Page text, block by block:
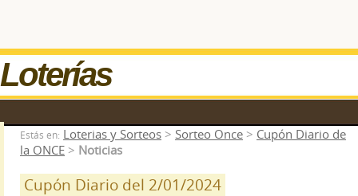
Loterías
Estás en: Loterias y Sorteos > Sorteo Once > Cupón Diario de
la ONCE > Noticias
Cupón Diario del 2/01/2024